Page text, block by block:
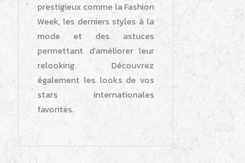
prestigieux comme la Fashion
Week, les derniers styles à la
mode et des astuces
permettant d’améliorer leur
relooking. Découvrez
également les looks de vos
stars internationales
favorites.